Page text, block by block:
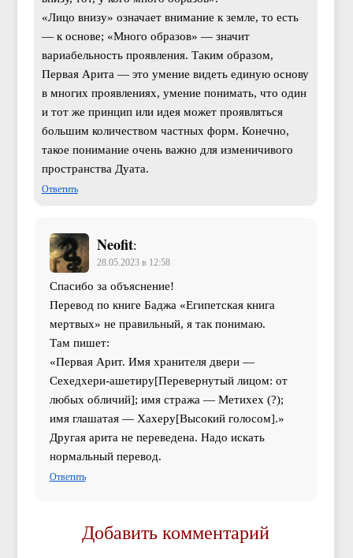
«Лицо внизу» означает внимание к земле, то есть
— к основе; «Много образов» — значит
вариабельность проявления. Таким образом,
Первая Арита — это умение видеть единую основу
в многих проявлениях, умение понимать, что один
и тот же принцип или идея может проявляться
большим количеством частных форм. Конечно,
такое понимание очень важно для изменичивого
пространства Дуата.
Ответить
Neofit:
28.05.2023 в 12:58
Спасибо за объяснение!
Перевод по книге Баджа «Египетская книга
мертвых» не правильный, я так понимаю.
Там пишет:
«Первая Арит. Имя хранителя двери —
Сехедхери-ашетиру[Перевернутый лицом: от
любых обличий]; имя стража — Метихех (?);
имя глашатая — Хахеру[Высокий голосом].»
Другая арита не переведена. Надо искать
нормальный перевод.
Ответить
Добавить комментарий